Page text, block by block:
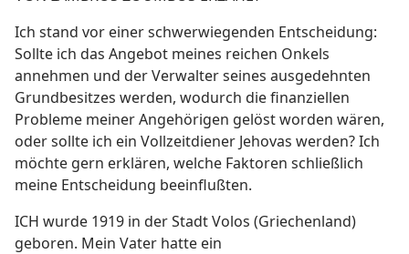
Ich stand vor einer schwerwiegenden Entscheidung:
Sollte ich das Angebot meines reichen Onkels
annehmen und der Verwalter seines ausgedehnten
Grundbesitzes werden, wodurch die finanziellen
Probleme meiner Angehörigen gelöst worden wären,
oder sollte ich ein Vollzeitdiener Jehovas werden? Ich
möchte gern erklären, welche Faktoren schließlich
meine Entscheidung beeinflußten.
ICH wurde 1919 in der Stadt Volos (Griechenland)
geboren. Mein Vater hatte ein